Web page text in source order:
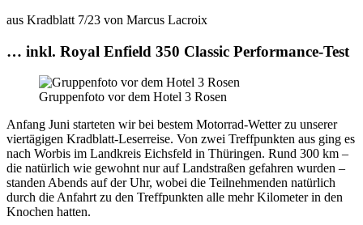
aus Kradblatt 7/23 von Marcus Lacroix
… inkl. Royal Enfield 350 Classic Performance-Test
Gruppenfoto vor dem Hotel 3 Rosen
Anfang Juni starteten wir bei bestem Motorrad-Wetter zu unserer
viertägigen Kradblatt-Leserreise. Von zwei Treffpunkten aus ging es
nach Worbis im Landkreis Eichsfeld in Thüringen. Rund 300 km –
die natürlich wie gewohnt nur auf Landstraßen gefahren wurden –
standen Abends auf der Uhr, wobei die Teilnehmenden natürlich
durch die Anfahrt zu den Treffpunkten alle mehr Kilometer in den
Knochen hatten.